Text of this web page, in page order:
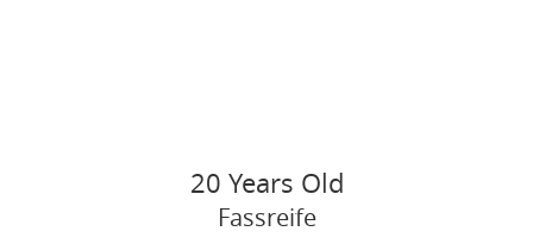
20 Years Old
Fassreife